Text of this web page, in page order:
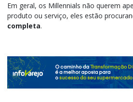
Em geral, os Millennials não querem
produto ou serviço, eles estão
completa.